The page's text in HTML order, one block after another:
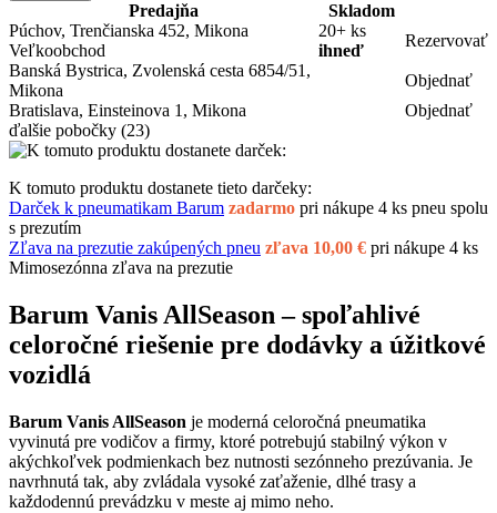
Predajňa
Skladom
Púchov, Trenčianska 452, Mikona
Veľkoobchod
20+ ks
ihneď
Rezervovať
Banská Bystrica, Zvolenská cesta 6854/51,
Mikona
Objednať
Bratislava, Einsteinova 1, Mikona
Objednať
ďalšie pobočky (23)
K tomuto produktu dostanete tieto darčeky:
Darček k pneumatikam Barum zadarmo pri nákupe 4 ks pneu spolu
s prezutím
Zľava na prezutie zakúpených pneu zľava 10,00 € pri nákupe 4 ks
Mimosezónna zľava na prezutie
Barum Vanis AllSeason – spoľahlivé
celoročné riešenie pre dodávky a úžitkové
vozidlá
Barum Vanis AllSeason je moderná celoročná pneumatika
vyvinutá pre vodičov a firmy, ktoré potrebujú stabilný výkon v
akýchkoľvek podmienkach bez nutnosti sezónneho prezúvania. Je
navrhnutá tak, aby zvládala vysoké zaťaženie, dlhé trasy a
každodennú prevádzku v meste aj mimo neho.